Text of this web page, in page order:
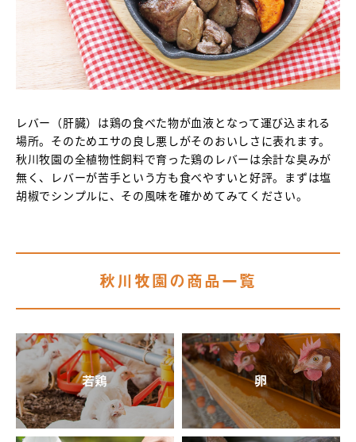
レバー（肝臓）は鶏の食べた物が血液となって運び込まれる
場所。そのためエサの良し悪しがそのおいしさに表れます。
秋川牧園の全植物性飼料で育った鶏のレバーは余計な臭みが
無く、レバーが苦手という方も食べやすいと好評。まずは塩
胡椒でシンプルに、その風味を確かめてみてください。
秋川牧園の商品一覧
若鶏 卵